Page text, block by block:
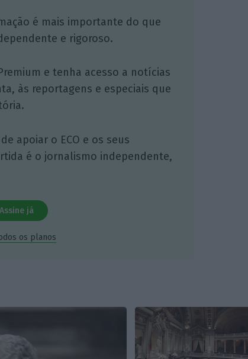
é mais importante do que
e rigoroso.
e tenha acesso a notícias
às reportagens e especiais que
apoiar o ECO e os seus
é o jornalismo independente,
Assine já
os planos